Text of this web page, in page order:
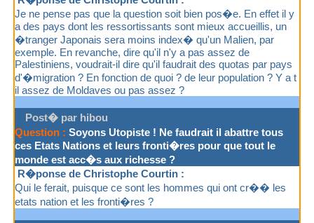
Je ne pense pas que la question soit bien pos�e. En effet il y
a des pays dont les ressortissants sont mieux accueillis, un
�tranger Japonais sera moins index� qu'un Malien, par
exemple. En revanche, dire qu'il n'y a pas assez de
Palestiniens, voudrait-il dire qu'il faudrait des quotas par pays
d'�migration ? En fonction de quoi ? de leur population ? Y a t
il assez de Moldaves ou pas assez ?
Post� par hibou
Question : Soyons Utopiste ! Ne faudrait il abattre tous
ces Etats Nations et leurs fronti�res pour que tout le
monde est acc�s aux richesse ?
R�ponse de Christophe Courtin :
Qui le ferait, puisque ce sont les hommes qui ont cr�� les
etats nation et les fronti�res ?